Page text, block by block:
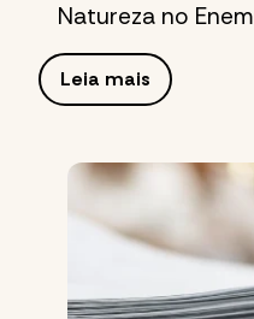
Natureza no Enem
Leia mais